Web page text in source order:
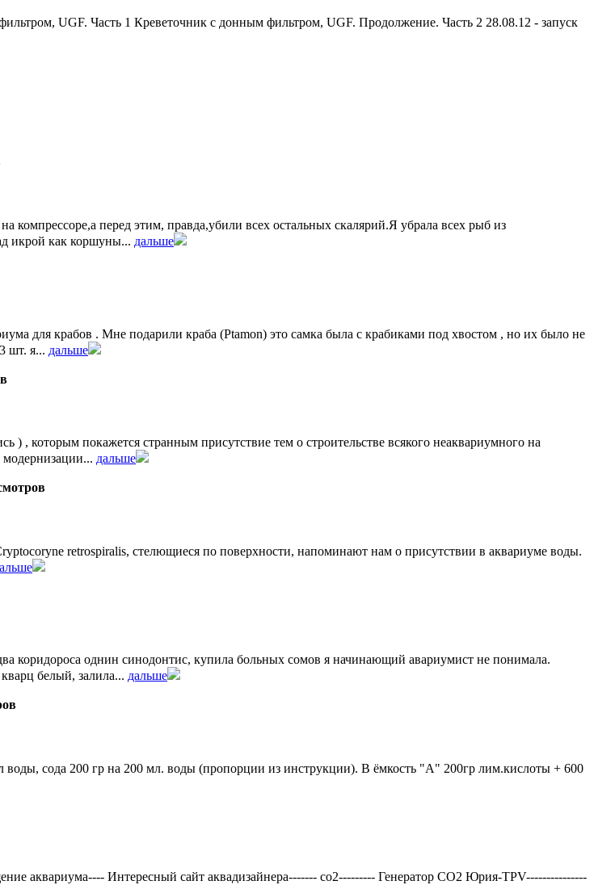
UGF. Часть 1 Креветочник с донным фильтром, UGF. Продолжение. Часть 2 28.08.12 - запуск
компрессоре,а перед этим, правда,убили всех остальных скалярий.Я убрала всех рыб из
икрой как коршуны... дальше
для крабов . Мне подарили краба (Ptamon) это самка была с крабиками под хвостом , но их было не
шт. я... дальше
которым покажется странным присутствие тем о строительстве всякого неаквариумного на
модернизации... дальше
retrospiralis, стелющиеся по поверхности, напоминают нам о присутствии в аквариуме воды.
коридороса однин синодонтис, купила больных сомов я начинающий авариумист не понимала.
белый, залила... дальше
воды, сода 200 гр на 200 мл. воды (пропорции из инструкции). В ёмкость "A" 200гр лим.кислоты + 600
аквариума---- Интересный сайт аквадизайнера------- со2--------- Генератор СО2 Юрия-TPV---------------